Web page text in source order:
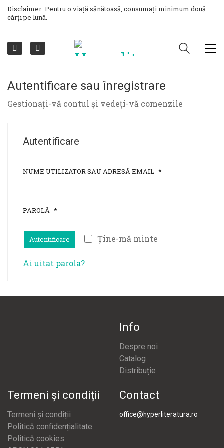
Disclaimer: Pentru o viață sănătoasă, consumați minimum două
cărți pe lună.
Autentificare sau înregistrare
Gestionați-vă contul și vedeți-vă comenzile
Autentificare
NUME UTILIZATOR SAU ADRESĂ EMAIL *
OBLIGATORIU
PAROLĂ *
OBLIGATORIU
Autentificare Ține-mă minte
Ai uitat parola?
Info
Despre noi
Catalog
Distribuție
Termeni și condiții
Termeni și condiții
Politică confidențialitate
Politică cookies
Contact
office@hyperliteratura.ro